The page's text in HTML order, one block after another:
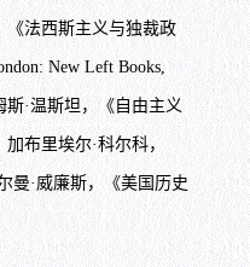
《法西斯主义与独裁政
New Left Books,
·温斯坦，《自由主义
布里埃尔·科尔科，
曼·威廉斯，《美国历史